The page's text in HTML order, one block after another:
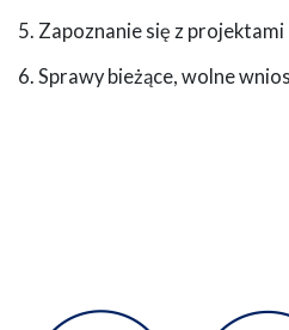
5. Zapoznanie się z projektami
6. Sprawy bieżące, wolne
Adrian